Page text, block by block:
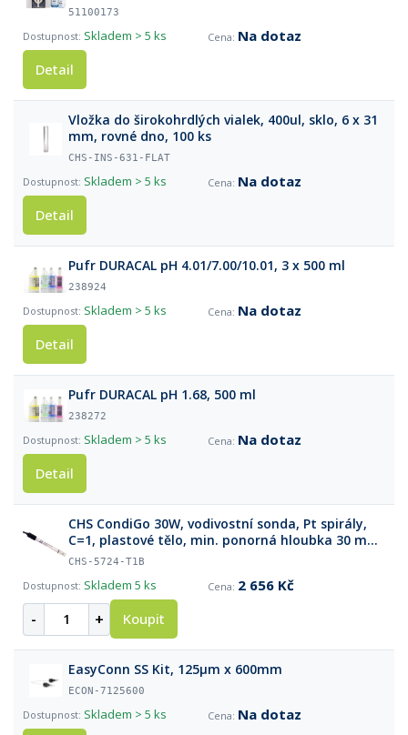
51100173
Skladem > 5 ks
Na dotaz
Detail
Vložka do širokohrdlých vialek, 400ul, sklo, 6 x 31
mm, rovné dno, 100 ks
CHS-INS-631-FLAT
Skladem > 5 ks
Na dotaz
Detail
Pufr DURACAL pH 4.01/7.00/10.01, 3 x 500 ml
238924
Skladem > 5 ks
Na dotaz
Detail
Pufr DURACAL pH 1.68, 500 ml
238272
Skladem > 5 ks
Na dotaz
Detail
CHS CondiGo 30W, vodivostní sonda, Pt spirály,
C=1, plastové tělo, min. ponorná hloubka 30 mm,
NTC30, 1 m kabel BNC+Cinch
CHS-5724-T1B
Skladem 5 ks 2 656 Kč
- + Koupit
EasyConn SS Kit, 125µm x 600mm
ECON-7125600
Skladem > 5 ks Na dotaz